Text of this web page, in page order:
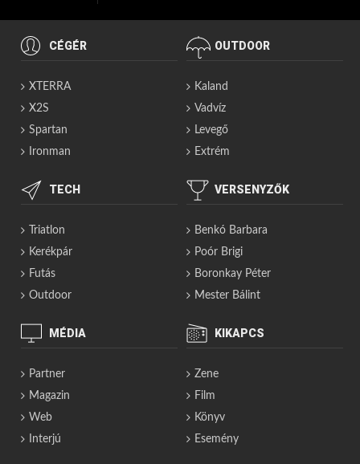
CÉGÉR
XTERRA
X2S
Spartan
Ironman
OUTDOOR
Kaland
Vadvíz
Levegő
Extrém
TECH
Triatlon
Kerékpár
Futás
Outdoor
VERSENYZŐK
Benkó Barbara
Poór Brigi
Boronkay Péter
Mester Bálint
MÉDIA
Partner
Magazin
Web
Interjú
KIKAPCS
Zene
Film
Könyv
Esemény